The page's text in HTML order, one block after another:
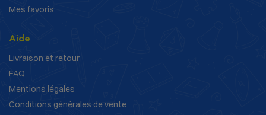
Mes favoris
Aide
Livraison et retour
FAQ
Mentions légales
Conditions générales de vente